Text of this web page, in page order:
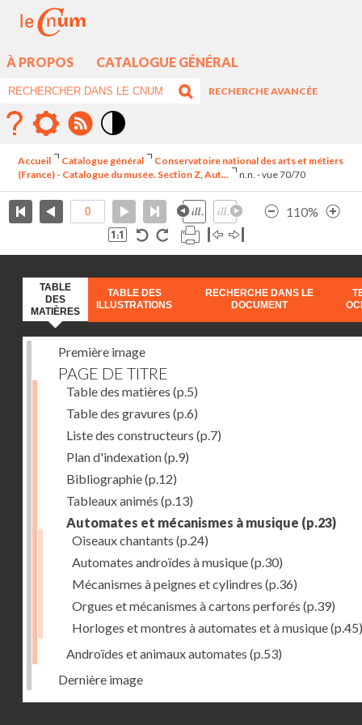
À PROPOS CATALOGUE GÉNÉRAL
RECHERCHE AVANCÉE
élévé
Accueil Catalogue général
Conservatoire national des arts et métiers
(France) - Catalogue du musée. Section Z, Aut...
n.n. - vue 70/70
110%
TABLE
DES
MATIÈRES
TABLE DES
ILLUSTRATIONS
RECHERCHE DANS LE
DOCUMENT
Première image
PAGE DE TITRE
Table des matières (p.5)
Table des gravures (p.6)
Liste des constructeurs (p.7)
Plan d'indexation(p.9)
Bibliographie(p.12)
Tableaux animés (p.13)
Automates et mécanismes à musique (p.23)
Oiseaux chantants (p.24)
Automates androïdes à musique(p.30)
Mécanismes à peignes et cylindres (p.36)
Orgues et mécanismes à cartons perforés (p.39)
Horloges et montres à automates et à musique(p.45)
Androïdes et animaux automates (p.53)
Dernière image